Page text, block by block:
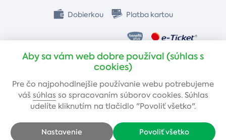
Dobierkou Platba kartou
Copyright © 2005-2026 Adrop s.r.o. - Všetky práva vyhradené
Aby sa vám web dobre používal (súhlas s
cookies)
Pre čo najpohodlnejšie používanie webu potrebujeme
váš súhlas so spracovaním súborov cookies. Súhlas
udelíte kliknutím na tlačidlo "Povoliť všetko".
Povoliť všetko
Nastavenie